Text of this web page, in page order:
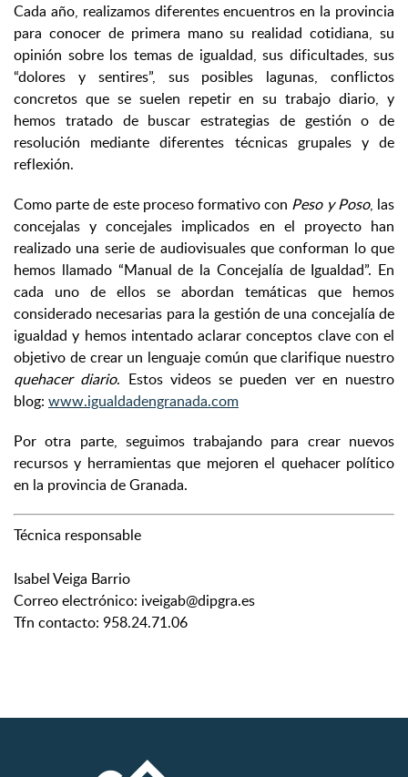
Cada año, realizamos diferentes encuentros en la provincia
para conocer de primera mano su realidad cotidiana, su
opinión sobre los temas de igualdad, sus dificultades, sus
“dolores y sentires”, sus posibles lagunas, conflictos
concretos que se suelen repetir en su trabajo diario, y
hemos tratado de buscar estrategias de gestión o de
resolución mediante diferentes técnicas grupales y de
reflexión.
Como parte de este proceso formativo con Peso y Poso, las
concejalas y concejales implicados en el proyecto han
realizado una serie de audiovisuales que conforman lo que
hemos llamado “Manual de la Concejalía de Igualdad”. En
cada uno de ellos se abordan temáticas que hemos
considerado necesarias para la gestión de una concejalía de
igualdad y hemos intentado aclarar conceptos clave con el
objetivo de crear un lenguaje común que clarifique nuestro
quehacer diario. Estos videos se pueden ver en nuestro
blog: www.igualdadengranada.com
Por otra parte, seguimos trabajando para crear nuevos
recursos y herramientas que mejoren el quehacer político
en la provincia de Granada.
Técnica responsable
Isabel Veiga Barrio
Correo electrónico: iveigab@dipgra.es
Tfn contacto: 958.24.71.06